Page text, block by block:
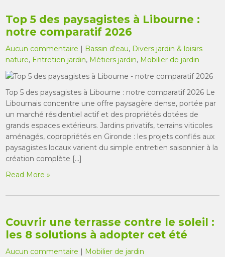
Top 5 des paysagistes à Libourne :
notre comparatif 2026
Aucun commentaire | Bassin d'eau, Divers jardin & loisirs
nature, Entretien jardin, Métiers jardin, Mobilier de jardin
Top 5 des paysagistes à Libourne : notre comparatif 2026 Le
Libournais concentre une offre paysagère dense, portée par
un marché résidentiel actif et des propriétés dotées de
grands espaces extérieurs. Jardins privatifs, terrains viticoles
aménagés, copropriétés en Gironde : les projets confiés aux
paysagistes locaux varient du simple entretien saisonnier à la
création complète […]
Read More »
Couvrir une terrasse contre le soleil :
les 8 solutions à adopter cet été
Aucun commentaire | Mobilier de jardin